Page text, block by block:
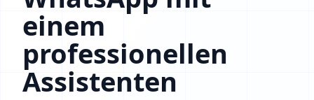
einem
professionellen
Assistenten